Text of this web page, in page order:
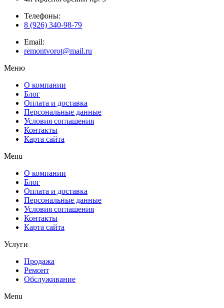
Телефоны:
8 (926) 340-98-79
Email:
remontvorot@mail.ru
Меню
О компании
Блог
Оплата и доставка
Персональные данные
Условия соглашения
Контакты
Карта сайта
Menu
О компании
Блог
Оплата и доставка
Персональные данные
Условия соглашения
Контакты
Карта сайта
Услуги
Продажа
Ремонт
Обслуживание
Menu